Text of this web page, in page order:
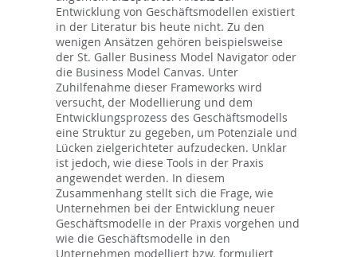
Entwicklung von Geschäftsmodellen existiert
in der Literatur bis heute nicht. Zu den
wenigen Ansätzen gehören beispielsweise
der St. Galler Business Model Navigator oder
die Business Model Canvas. Unter
Zuhilfenahme dieser Frameworks wird
versucht, der Modellierung und dem
Entwicklungsprozess des Geschäftsmodells
eine Struktur zu gegeben, um Potenziale und
Lücken zielgerichteter aufzudecken. Unklar
ist jedoch, wie diese Tools in der Praxis
angewendet werden. In diesem
Zusammenhang stellt sich die Frage, wie
Unternehmen bei der Entwicklung neuer
Geschäftsmodelle in der Praxis vorgehen und
wie die Geschäftsmodelle in den
Unternehmen modelliert bzw. formuliert